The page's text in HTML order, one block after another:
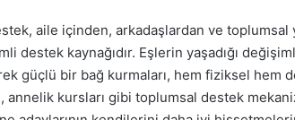
aile içinden, arkadaşlardan ve toplumsal
destek kaynağıdır. Eşlerin yaşadığı
güçlü bir bağ kurmaları, hem fiziksel hem
kursları gibi toplumsal destek